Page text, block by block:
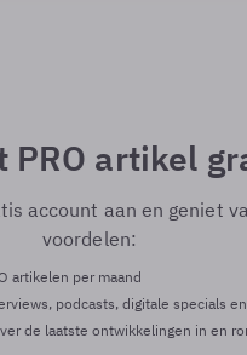
PRO artikel
account aan en geniet
voordelen:
artikelen per maand
podcasts, digitale specials
de laatste ontwikkelingen in en